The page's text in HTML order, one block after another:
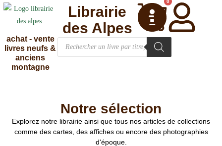
achat - vente
livres neufs &
anciens
montagne
0
Librairie
des Alpes
Notre sélection
Explorez notre librairie ainsi que tous nos articles de collections
comme des cartes, des affiches ou encore des photographies
d'époque.